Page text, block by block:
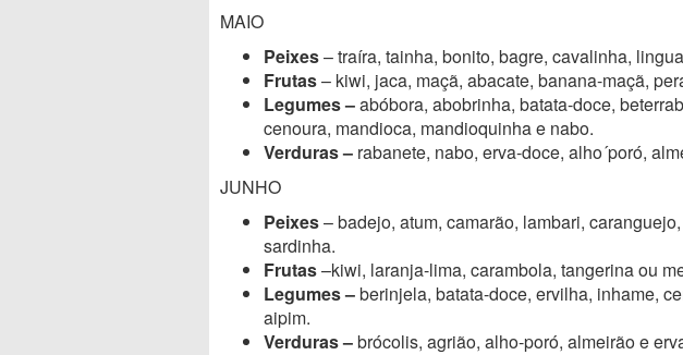
MAIO
Peixes– traíra, tainha, bonito, bagre, cavalinha,
Frutas– kiwi, jaca, maçã, abacate, banana-maçã,
Legumes –abóbora, abobrinha, batata-doce,
cenoura, mandioca, mandioquinha e nabo.
Verduras – rabanete, nabo, erva-doce, alho´poró,
JUNHO
Peixes– badejo, atum, camarão, lambari,
sardinha.
Frutas–kiwi, laranja-lima, carambola, tangerina ou
Legumes –berinjela, batata-doce, ervilha, inhame,
aipim.
Verduras –brócolis, agrião, alho-poró, almeirão e